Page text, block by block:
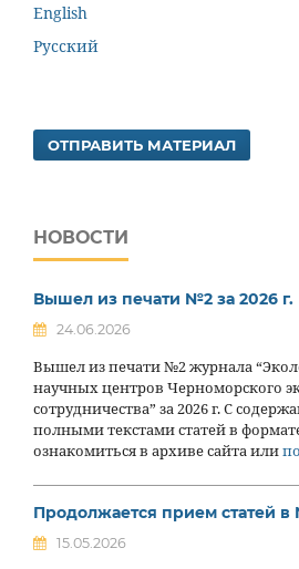
English
Русский
ОТПРАВИТЬ МАТЕРИАЛ
НОВОСТИ
Вышел из печати №2 за 2026 г.
24.06.2026
Вышел из печати №2 журнала
научных центров Черноморского
сотрудничества” за 2026 г. С
полными текстами статей в
ознакомиться в архиве сайта или
Продолжается прием статей в
15.05.2026